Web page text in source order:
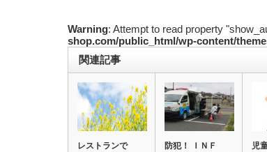
Warning: Attempt to read property
shop.com/public_html/wp-content/
関連記事
レストランで
防犯！ ＩＮＦ
児